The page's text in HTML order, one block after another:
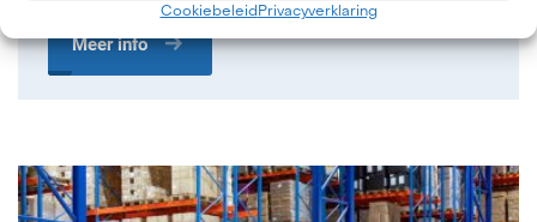
Cookiebeleid Privacyverklaring
Meer info